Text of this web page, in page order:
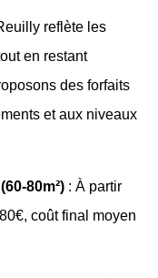
reflète les
en restant
des forfaits
et aux niveaux
80m²) : À partir
coût final moyen